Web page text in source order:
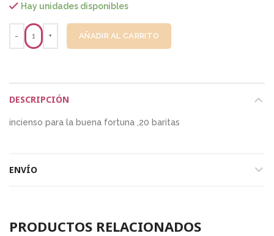
Hay unidades disponibles
AÑADIR AL CARRITO
DESCRIPCIÓN
incienso para la buena fortuna ,20 baritas
ENVÍO
PRODUCTOS RELACIONADOS